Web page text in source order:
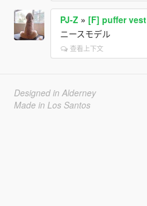
PJ-Z » [F] puffer vest
ニースモデル
查看上下文
Designed in Alderney
Made in Los Santos